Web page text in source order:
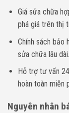
Giá sửa chữa
phá giá trên thị
Chính sách bảo
sửa chữa lâu dài.
Hỗ trợ tư vấn
hoàn toàn miễn
Nguyên nhân